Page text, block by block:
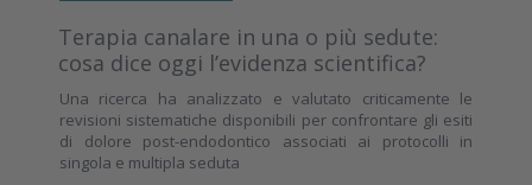
Terapia canalare in una o più sedute:
cosa dice oggi l’evidenza scientifica?
Una ricerca ha analizzato e valutato criticamente le
revisioni sistematiche disponibili per confrontare gli esiti
di dolore post-endodontico associati ai protocolli in
singola e multipla seduta